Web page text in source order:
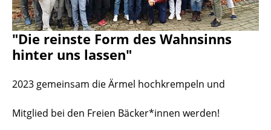
"Die reinste Form des Wahnsinns
hinter uns lassen"
2023 gemeinsam die Ärmel hochkrempeln und
Mitglied bei den Freien Bäcker*innen werden!